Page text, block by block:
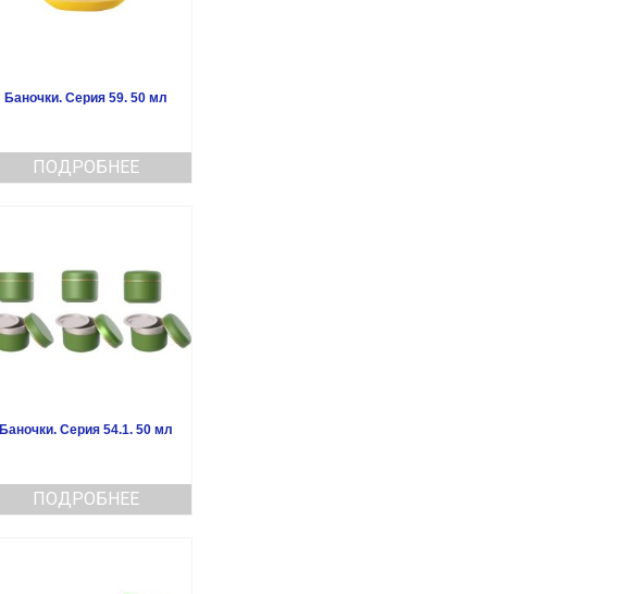
Баночки. Серия 59. 50 мл
ПОДРОБНЕЕ
Баночки. Серия 54.1. 50 мл
ПОДРОБНЕЕ